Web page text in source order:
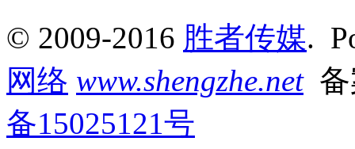
© 2009-2016 胜者传媒.
网络 www.shengzhe.net备
备15025121号